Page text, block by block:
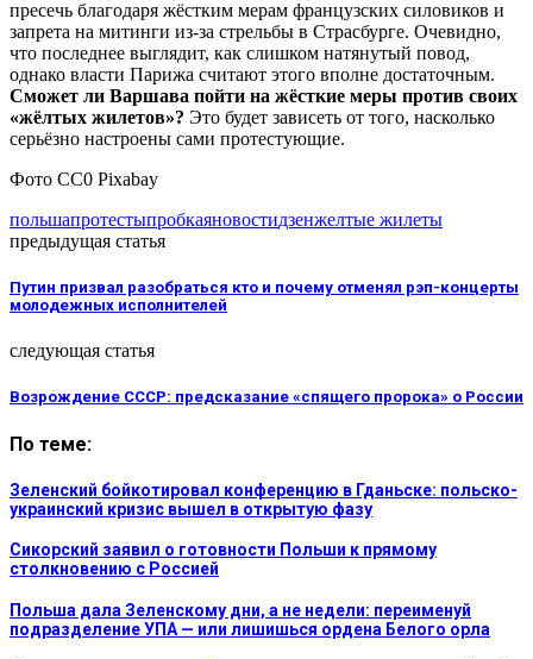
пресечь благодаря жёстким мерам французских силовиков и
запрета на митинги из-за стрельбы в Страсбурге. Очевидно,
что последнее выглядит, как слишком натянутый повод,
однако власти Парижа считают этого вполне достаточным.
Сможет ли Варшава пойти на жёсткие меры против своих
«жёлтых жилетов»? Это будет зависеть от того, насколько
серьёзно настроены сами протестующие.
Фото СС0 Pixabay
польшапротестыпробкаяновостидзенжелтые жилеты
предыдущая статья
Путин призвал разобраться кто и почему отменял рэп-концерты
молодежных исполнителей
следующая статья
Возрождение СССР: предсказание «спящего пророка» о России
По теме:
Зеленский бойкотировал конференцию в Гданьске: польско-
украинский кризис вышел в открытую фазу
Сикорский заявил о готовности Польши к прямому
столкновению с Россией
Польша дала Зеленскому дни, а не недели: переименуй
подразделение УПА — или лишишься ордена Белого орла